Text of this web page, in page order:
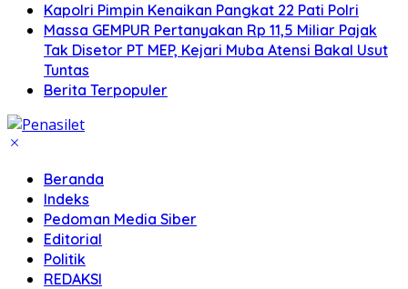
Kapolri Pimpin Kenaikan Pangkat 22 Pati Polri
Massa GEMPUR Pertanyakan Rp 11,5 Miliar Pajak
Tak Disetor PT MEP, Kejari Muba Atensi Bakal Usut
Tuntas
Berita Terpopuler
Beranda
Indeks
Pedoman Media Siber
Editorial
Politik
REDAKSI